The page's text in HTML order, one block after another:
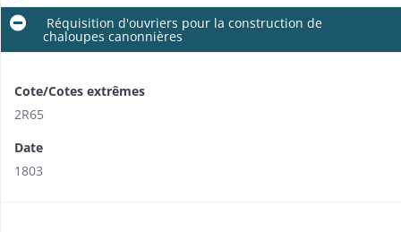
Réquisition d'ouvriers pour la construction de
chaloupes canonnières
Cote/Cotes extrêmes
2R65
Date
1803